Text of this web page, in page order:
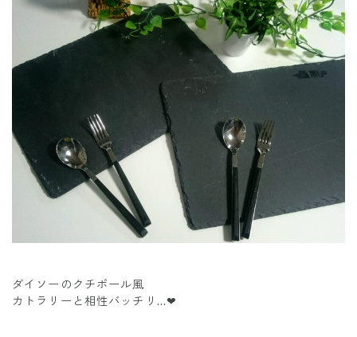
ダイソーのクチポール風
カトラリーと相性バッチリ…❤